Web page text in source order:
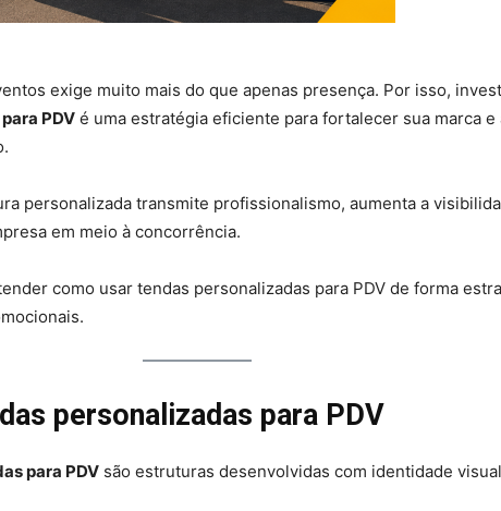
exige muito mais do que apenas presença. Por isso,
PDV é uma estratégia eficiente para fortalecer sua marca e
personalizada transmite profissionalismo, aumenta a
em meio à concorrência.
como usar tendas personalizadas para PDV de forma
personalizadas para PDV
para PDV são estruturas desenvolvidas com identidade